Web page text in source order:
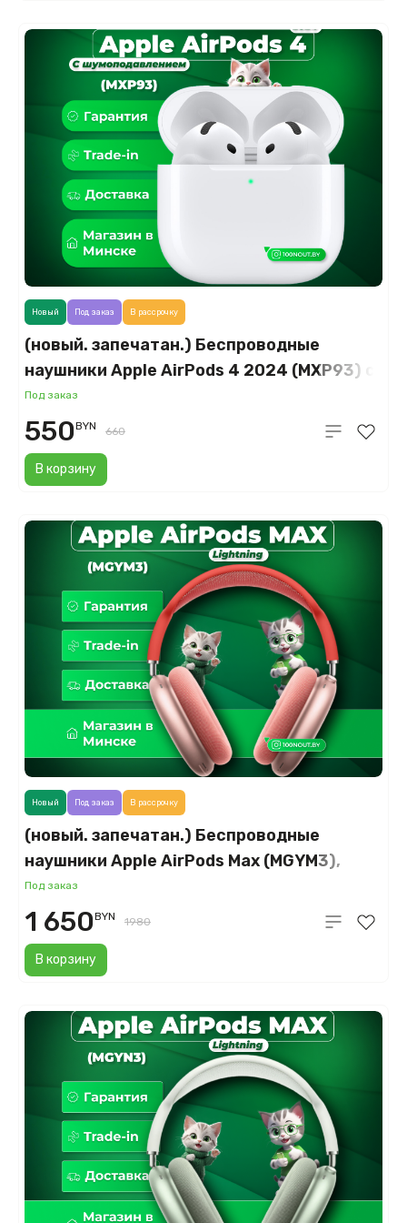
(новый. запечатан.) Беспроводные
наушники Apple AirPods 4 2024 (MXP93) с
активным шумоподавлением
Под заказ
В корзину
Новый Под заказ В рассрочку
550BYN 660
(новый. запечатан.) Беспроводные
наушники Apple AirPods Max (MGYM3),
розовые
Под заказ
В корзину
Новый Под заказ В рассрочку
1 650BYN 1980